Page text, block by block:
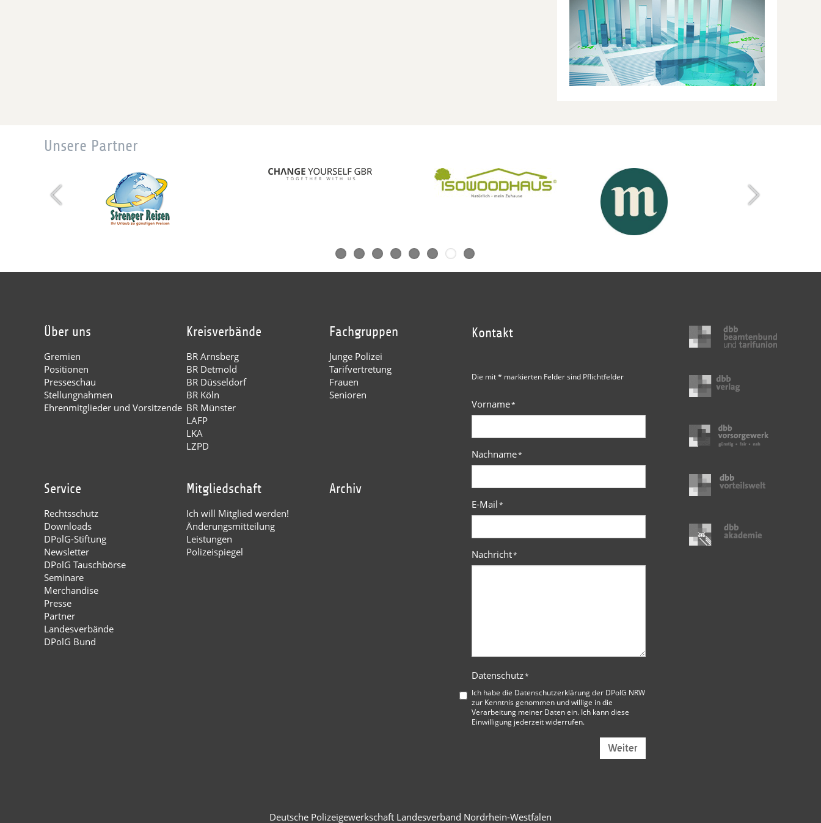
Unsere Partner
Über uns
Gremien
Positionen
Presseschau
Stellungnahmen
Ehrenmitglieder und Vorsitzende
Kreisverbände
BR Arnsberg
BR Detmold
BR Düsseldorf
BR Köln
BR Münster
LAFP
LKA
LZPD
Fachgruppen
Junge Polizei
Tarifvertretung
Frauen
Senioren
Service
Rechtsschutz
Downloads
DPolG-Stiftung
Newsletter
DPolG Tauschbörse
Seminare
Merchandise
Presse
Partner
Landesverbände
DPolG Bund
Mitgliedschaft
Ich will Mitglied werden!
Änderungsmitteilung
Leistungen
Polizeispiegel
Archiv
Kontakt
Die mit * markierten Felder sind Pflichtfelder
Vorname*
Nachname*
E-Mail*
Nachricht*
Datenschutz*
Ich habe die Datenschutzerklärung der DPolG NRW
zur Kenntnis genommen und willige in die
Verarbeitung meiner Daten ein. Ich kann diese
Einwilligung jederzeit widerrufen.
Weiter
Deutsche Polizeigewerkschaft Landesverband Nordrhein-Westfalen